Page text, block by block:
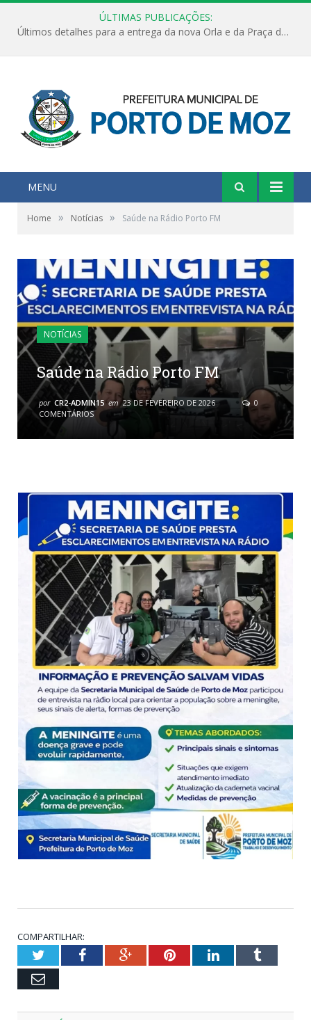
ÚLTIMAS PUBLICAÇÕES:
Últimos detalhes para a entrega da nova Orla e da Praça do Praião
MENU
Home » Notícias » Saúde na Rádio Porto FM
NOTÍCIAS
Saúde na Rádio Porto FM
por CR2-ADMIN15 em 23 DE FEVEREIRO DE 2026
0
COMENTÁRIOS
COMPARTILHAR:
TwitterFacebookGoogle+PinterestLinkedInTumblr
Email